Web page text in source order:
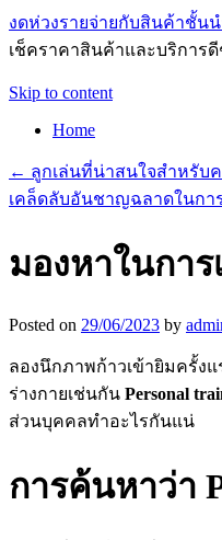
งดห่วงรายจ่ายกับสินค้าชั้น
เช็คราคาสินค้าและบริการ
Skip to content
Home
← ลูกเล่นที่น่าสนใจสำหรับค
เคล็ดลับอันชาญฉลาดในก
มองหาในการ
Posted on 29/06/2023 by
ลองนึกภาพก้าวเข้ายิมครั้ง
ร่างกายเช่นกัน Personal
ส่วนบุคคลทำอะไรกันแน่
การค้นหาว่า